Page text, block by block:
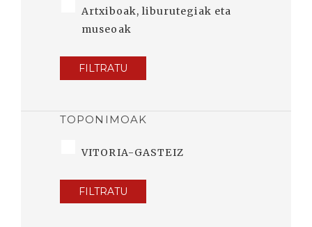
Artxiboak, liburutegiak eta
museoak
FILTRATU
TOPONIMOAK
VITORIA-GASTEIZ
FILTRATU